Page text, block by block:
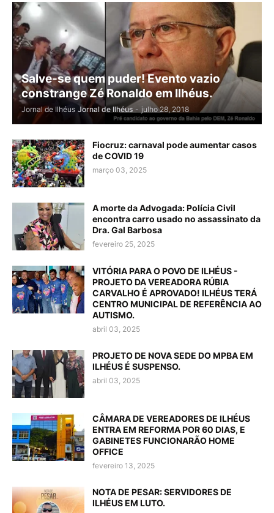
Salve-se quem puder! Evento vazio
constrange Zé Ronaldo em Ilhéus.
Jornal de Ilhéus Jornal de Ilhéus - julho 28, 2018
Fiocruz: carnaval pode aumentar casos
de COVID 19
março 03, 2025
A morte da Advogada: Polícia Civil
encontra carro usado no assassinato da
Dra. Gal Barbosa
fevereiro 25, 2025
VITÓRIA PARA O POVO DE ILHÉUS -
PROJETO DA VEREADORA RÚBIA
CARVALHO É APROVADO! ILHÉUS TERÁ
CENTRO MUNICIPAL DE REFERÊNCIA AO
AUTISMO.
abril 03, 2025
PROJETO DE NOVA SEDE DO MPBA EM
ILHÉUS É SUSPENSO.
abril 03, 2025
CÂMARA DE VEREADORES DE ILHÉUS
ENTRA EM REFORMA POR 60 DIAS, E
GABINETES FUNCIONARÃO HOME
OFFICE
fevereiro 13, 2025
NOTA DE PESAR: SERVIDORES DE
ILHÉUS EM LUTO.